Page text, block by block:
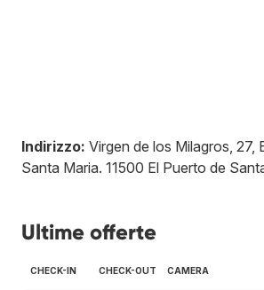
Indirizzo: Virgen de los Milagros, 27,
Santa Maria. 11500 El Puerto de
Ultime offerte
CHECK-IN CHECK-OUT CAMERA